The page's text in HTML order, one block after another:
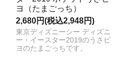
ヨ（たまごっち）
2,680円(税込2,948円)
東京ディズニーシー ディズニ
ー・イースター2019のうさピ
ヨのたまごっちです。